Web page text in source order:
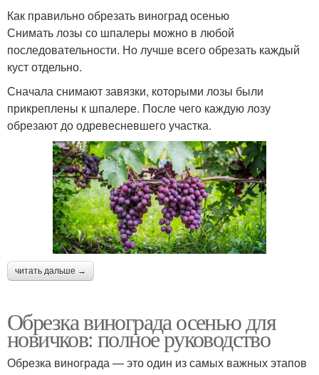
Как правильно обрезать виноград осенью
Снимать лозы со шпалеры можно в любой
последовательности. Но лучше всего обрезать каждый
куст отдельно.
Сначала снимают завязки, которыми лозы были
прикреплены к шпалере. После чего каждую лозу
обрезают до одревесневшего участка.
читать дальше →
Обрезка винограда осенью для
новичков: полное руководство
Обрезка винограда — это один из самых важных этапов